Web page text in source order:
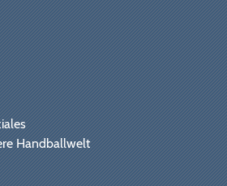
Handballwelt